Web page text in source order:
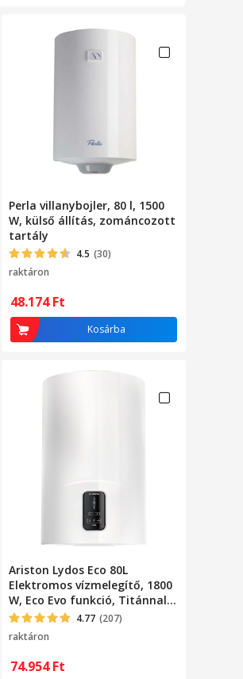
Perla villanybojler, 80 l, 1500
W, külső állítás, zománcozott
tartály
4.5 (30)
raktáron
48.174Ft
Kosárba
Ariston Lydos Eco 80L
Elektromos vízmelegítő, 1800
W, Eco Evo funkció, Titánnal
zománcozott tartály
4.77 (207)
raktáron
74.954Ft